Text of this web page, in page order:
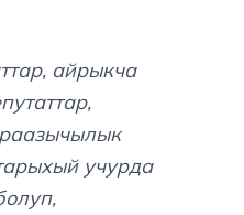
айрыкча
учурда